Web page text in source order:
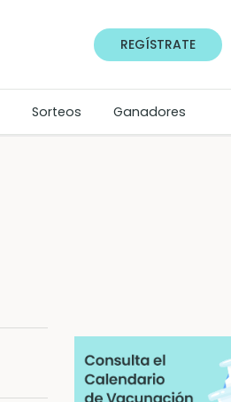
REGÍSTRATE
Sorteos Ganadores